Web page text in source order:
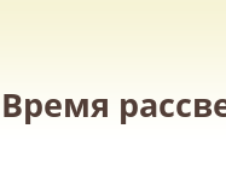
Время